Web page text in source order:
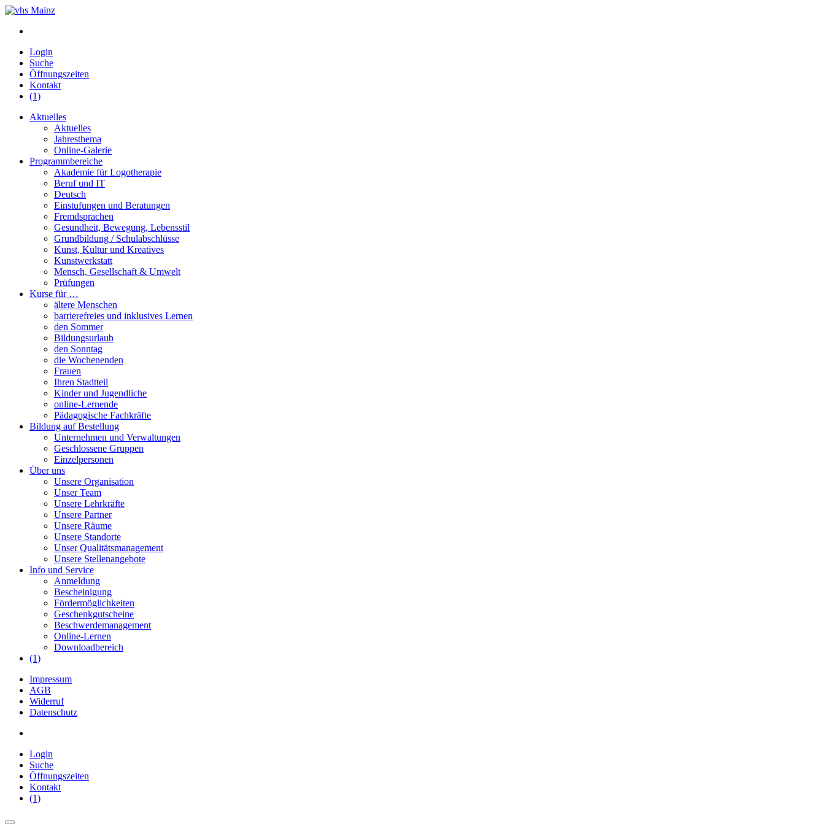
Login
Suche
Öffnungszeiten
Kontakt
(1)
Aktuelles
Aktuelles
Jahresthema
Online-Galerie
Programmbereiche
Akademie für Logotherapie
Beruf und IT
Deutsch
Einstufungen und Beratungen
Fremdsprachen
Gesundheit, Bewegung, Lebensstil
Grundbildung / Schulabschlüsse
Kunst, Kultur und Kreatives
Kunstwerkstatt
Mensch, Gesellschaft & Umwelt
Prüfungen
Kurse für …
ältere Menschen
barrierefreies und inklusives Lernen
den Sommer
Bildungsurlaub
den Sonntag
die Wochenenden
Frauen
Ihren Stadtteil
Kinder und Jugendliche
online-Lernende
Pädagogische Fachkräfte
Bildung auf Bestellung
Unternehmen und Verwaltungen
Geschlossene Gruppen
Einzelpersonen
Über uns
Unsere Organisation
Unser Team
Unsere Lehrkräfte
Unsere Partner
Unsere Räume
Unsere Standorte
Unser Qualitätsmanagement
Unsere Stellenangebote
Info und Service
Anmeldung
Bescheinigung
Fördermöglichkeiten
Geschenkgutscheine
Beschwerdemanagement
Online-Lernen
Downloadbereich
(1)
Impressum
AGB
Widerruf
Datenschutz
Login
Suche
Öffnungszeiten
Kontakt
(1)